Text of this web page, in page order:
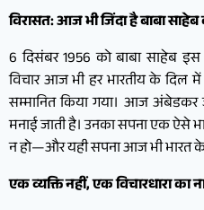
विरासत: आज भी जिंदा है बाबा
6 दिसंबर 1956 को बाबा साहेब
विचार आज भी हर भारतीय के दिल
सम्मानित किया गया। आज
मनाई जाती है। उनका सपना एक ऐसे
न हो—और यही सपना आज भी भारत के
एक व्यक्ति नहीं, एक विचारधारा